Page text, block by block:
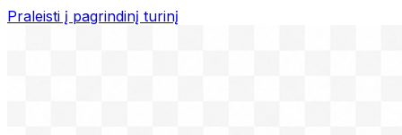
Praleisti į pagrindinį turinį